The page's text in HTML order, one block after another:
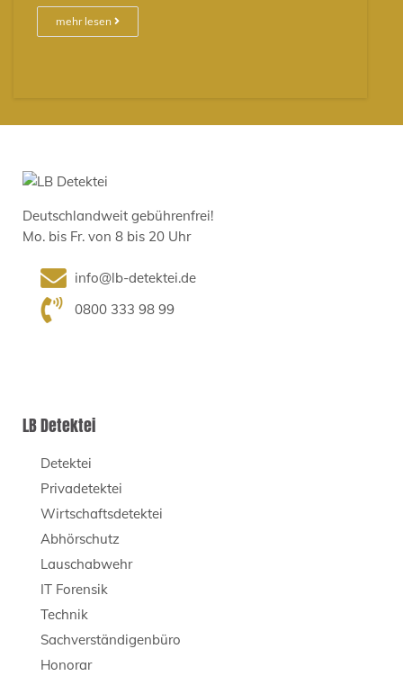
mehr lesen
Deutschlandweit gebührenfrei!
Mo. bis Fr. von 8 bis 20 Uhr
info@lb-detektei.de
0800 333 98 99
LB Detektei
Detektei
Privadetektei
Wirtschaftsdetektei
Abhörschutz
Lauschabwehr
IT Forensik
Technik
Sachverständigenbüro
Honorar